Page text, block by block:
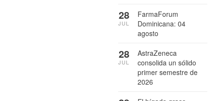
FarmaForum
Dominicana: 04
agosto
28
JUL
AstraZeneca
consolida un sólido
primer semestre de
2026
28
JUL